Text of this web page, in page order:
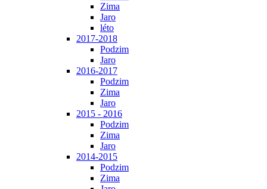
Zima
Jaro
léto
2017-2018
Podzim
Jaro
2016-2017
Podzim
Zima
Jaro
2015 - 2016
Podzim
Zima
Jaro
2014-2015
Podzim
Zima